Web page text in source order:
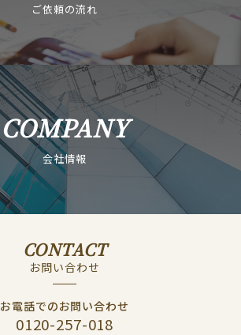
ご依頼の流れ
COMPANY
会社情報
CONTACT
お問い合わせ
お電話でのお問い合わせ
0120-257-018